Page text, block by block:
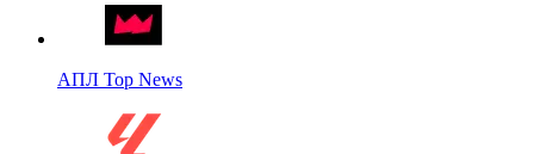
АПЛ Top News